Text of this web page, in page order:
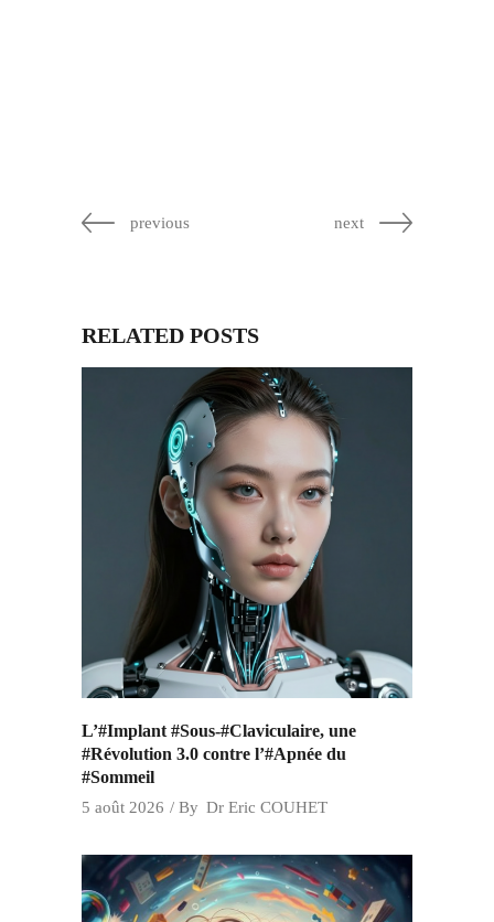
previous next
RELATED POSTS
L’#Implant #Sous-#Claviculaire, une
#Révolution 3.0 contre l’#Apnée du
#Sommeil
5 août 2026 By Dr Eric COUHET